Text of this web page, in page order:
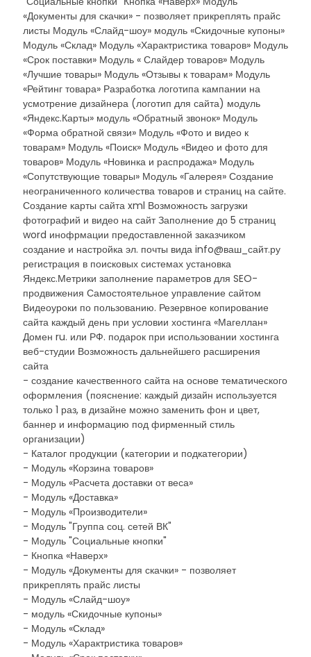
«Документы для скачки» - позволяет прикреплять прайс
листы Модуль «Слайд-шоу» модуль «Скидочные купоны»
Модуль «Склад» Модуль «Характристика товаров» Модуль
«Срок поставки» Модуль « Слайдер товаров» Модуль
«Лучшие товары» Модуль «Отзывы к товарам» Модуль
«Рейтинг товара» Разработка логотипа кампании на
усмотрение дизайнера (логотип для сайта) модуль
«Яндекс.Карты» модуль «Обратный звонок» Модуль
«Форма обратной связи» Модуль «Фото и видео к
товарам» Модуль «Поиск» Модуль «Видео и фото для
товаров» Модуль «Новинка и распродажа» Модуль
«Сопутствующие товары» Модуль «Галерея» Создание
неограниченного количества товаров и страниц на сайте.
Создание карты сайта xml Возможность загрузки
фотографий и видео на сайт Заполнение до 5 страниц
word инофрмации предоставленной заказчиком
создание и настройка эл. почты вида info@ваш_сайт.ру
регистрация в поисковых системах установка
Яндекс.Метрики заполнение параметров для SEO-
продвижения Самостоятельное управление сайтом
Видеоуроки по пользованию. Резервное копирование
сайта каждый день при условии хостинга «Магеллан»
Домен ru. или РФ. подарок при использовании хостинга
веб-студии Возможность дальнейшего расширения
сайта
- создание качественного сайта на основе тематического
оформления (пояснение: каждый дизайн используется
только 1 раз, в дизайне можно заменить фон и цвет,
баннер и информацию под фирменный стиль
организации)
- Каталог продукции (категории и подкатегории)
- Модуль «Корзина товаров»
- Модуль «Расчета доставки от веса»
- Модуль «Доставка»
- Модуль «Производители»
- Модуль "Группа соц. сетей ВК"
- Модуль "Социальные кнопки"
- Кнопка «Наверх»
- Модуль «Документы для скачки» - позволяет
прикреплять прайс листы
- Модуль «Слайд-шоу»
- модуль «Скидочные купоны»
- Модуль «Склад»
- Модуль «Характристика товаров»